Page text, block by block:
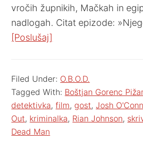
vročih župnikih, Mačkah in
nadlogah. Citat epizode:
[Poslušaj]
Filed Under: O.B.O.D.
Tagged With: Boštjan Gorenc
detektivka,film, gost,Josh
Out, kriminalka, Rian Johnson,
Dead Man